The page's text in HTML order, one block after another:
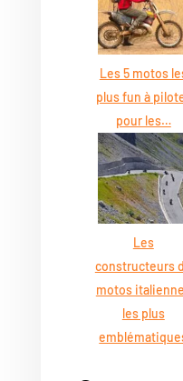
Les 5 motos
plus fun à
pour les…
Les
constructeurs
motos
les plus